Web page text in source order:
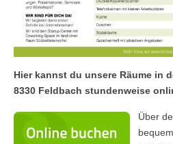
Hier kannst du unsere Räume in
8330 Feldbach stundenweise
Über